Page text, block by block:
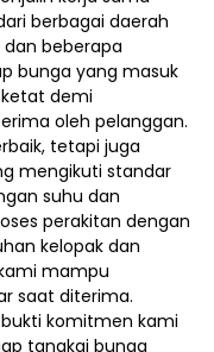
berbagai daerah
dan beberapa
bunga yang masuk
demi
oleh pelanggan.
tetapi juga
mengikuti standar
suhu dan
perakitan dengan
kelopak dan
mampu
saat diterima.
komitmen kami
tangkai bunga